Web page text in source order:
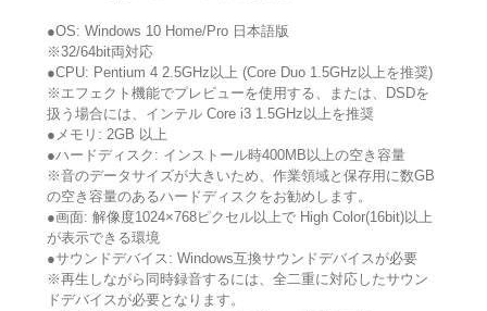
●OS: Windows 10 Home/Pro 日本語版
※32/64bit両対応
●CPU: Pentium 4 2.5GHz以上 (Core Duo 1.5GHz以上を推奨)
※エフェクト機能でプレビューを使用する、または、DSDを
扱う場合には、インテル Core i3 1.5GHz以上を推奨
●メモリ: 2GB 以上
●ハードディスク: インストール時400MB以上の空き容量
※音のデータサイズが大きいため、作業領域と保存用に数GB
の空き容量のあるハードディスクをお勧めします。
●画面: 解像度1024×768ピクセル以上で High Color(16bit)以上
が表示できる環境
●サウンドデバイス: Windows互換サウンドデバイスが必要
※再生しながら同時録音するには、全二重に対応したサウン
ドデバイスが必要となります。